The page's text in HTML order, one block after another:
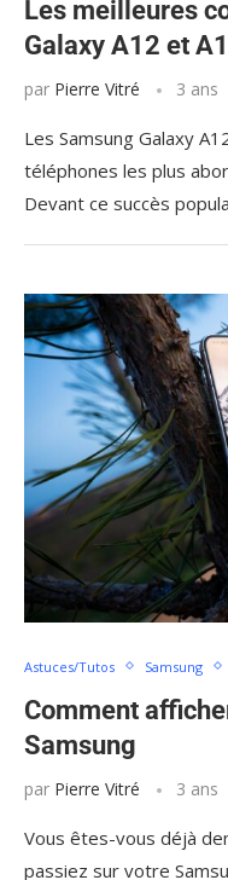
Les meilleures
Galaxy A12 et
par Pierre Vitré 3 ans
Les Samsung Galaxy
téléphones les plus
Devant ce succès
Astuces/Tutos Samsung
Comment
Samsung
par Pierre Vitré 3 ans
Vous êtes-vous déjà
passiez sur votre